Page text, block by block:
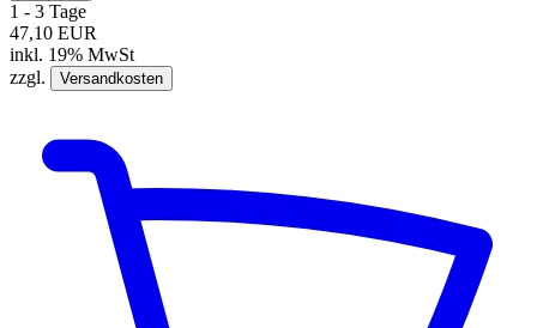
1 - 3 Tage
47,10 EUR
inkl. 19% MwSt
zzgl.
Versandkosten